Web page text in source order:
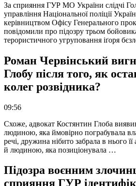
За сприяння ГУР МО України слідчі
управління Національної поліції
керівництвом Офісу Генерального
повідомили про підозру трьом
терористичного угруповання іґоря
Роман Червінський
Глобу після того, як
колег розвідника?
09:56
Схоже, адвокат Костянтин Глоба
людиною, яка ймовірно пограбувала
речі, дружина нібито забрала в нього її
й людиною, яка позиціонувала …
Підозра воєнним
сприяння ГУР